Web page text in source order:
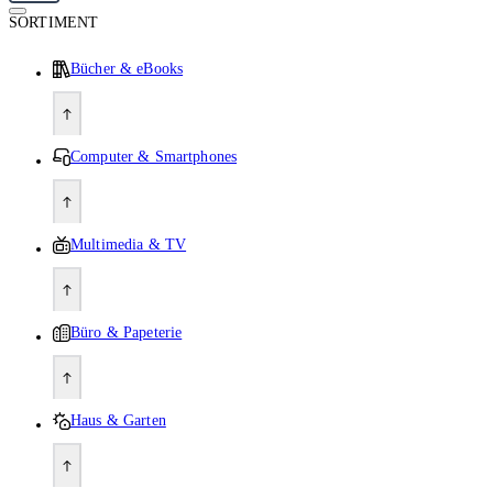
SORTIMENT
Bücher & eBooks
Computer & Smartphones
Multimedia & TV
Büro & Papeterie
Haus & Garten